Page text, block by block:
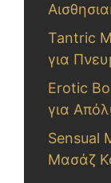
Tantric
για
Erotic
για
Sensual
Μασάζ